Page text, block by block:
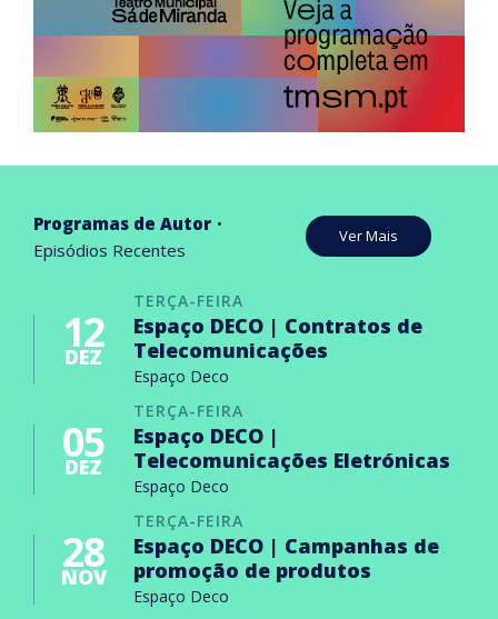
Programas de Autor
Episódios Recentes
Ver Mais
TERÇA-FEIRA
12
DEZ
Espaço DECO | Contratos de
Telecomunicações
Espaço Deco
TERÇA-FEIRA
05
DEZ
Espaço DECO |
Telecomunicações Eletrónicas
Espaço Deco
TERÇA-FEIRA
28
NOV
Espaço DECO | Campanhas de
promoção de produtos
Espaço Deco